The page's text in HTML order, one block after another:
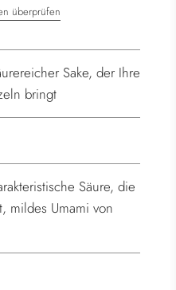
überprüfen
Sake, der Ihre
bringt
Säure, die
mildes Umami von